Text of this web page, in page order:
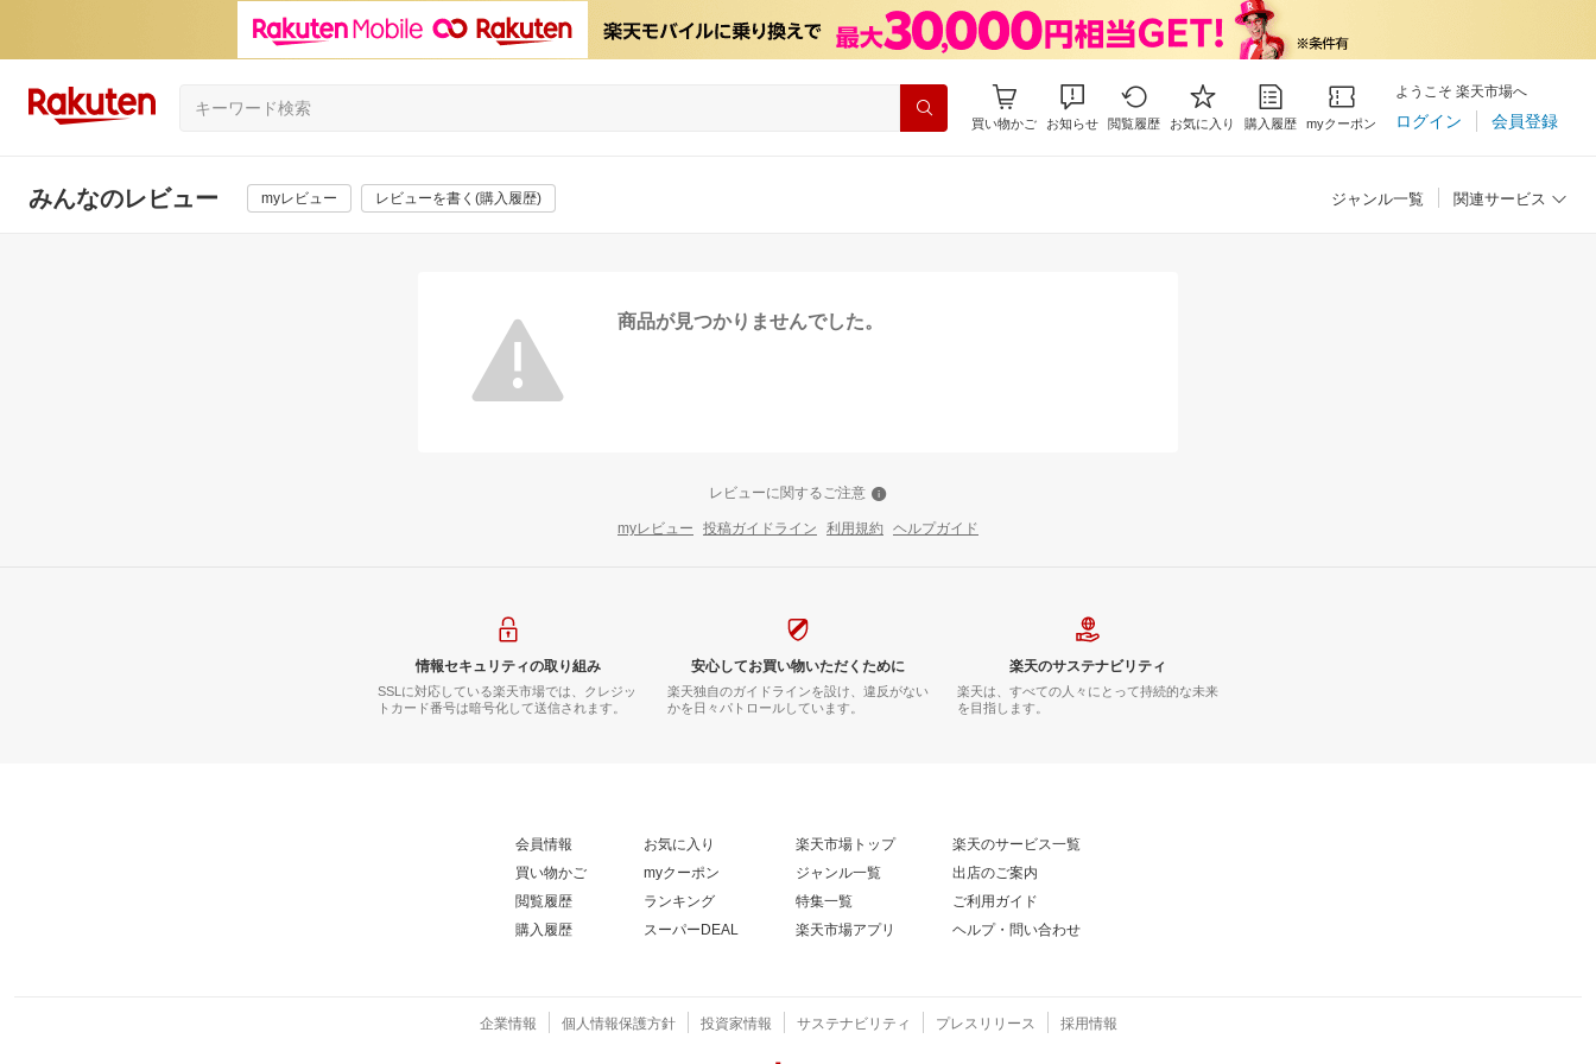
買い物かご お知らせ 閲覧履歴 お気に入り 購入履歴 myクーポン
ようこそ 楽天市場へ
ログイン 会員登録
みんなのレビュー myレビュー レビューを書く(購入履歴) ジャンル一覧 関連サービス
商品が見つかりませんでした。
レビューに関するご注意
myレビュー 投稿ガイドライン 利用規約 ヘルプガイド
情報セキュリティの取り組み
SSLに対応している楽天市場では、クレジッ
トカード番号は暗号化して送信されます。
安心してお買い物いただくために
楽天独自のガイドラインを設け、違反がない
かを日々パトロールしています。
楽天のサステナビリティ
楽天は、すべての人々にとって持続的な未来
を目指します。
会員情報
買い物かご
閲覧履歴
購入履歴
お気に入り
myクーポン
ランキング
スーパーDEAL
楽天市場トップ
ジャンル一覧
特集一覧
楽天市場アプリ
楽天のサービス一覧
出店のご案内
ご利用ガイド
ヘルプ・問い合わせ
企業情報 個人情報保護方針 投資家情報 サステナビリティ プレスリリース 採用情報